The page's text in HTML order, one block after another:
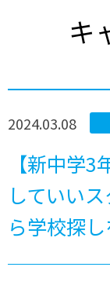
キ
2024.03.08
【新中学
していい
ら学校探